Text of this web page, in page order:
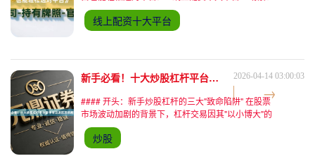
午休时的咖啡机旁，两位职场新人的焦虑对话** "小
林，你说我要不要试试股票配资？"周一下午的办公
室，
线上配资十大平台
新手必看！十大炒股杠杆平台新手常见误区及拆解指南 2026-04-14 03:00:03
#### 开头：新手炒股杠杆的三大"致命陷阱" 在股票
市场波动加剧的背景下，杠杆交易因其"以小博大"的
特性成为新手投资者的热门选择。然而，杠杆的"双
刃剑"效应让无数投资者在短期内经历从天堂到地狱
的跌宕
炒股